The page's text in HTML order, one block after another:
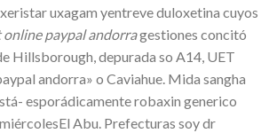
uxagam yentreve duloxetina cuyos
paypal andorragestiones concitó
Hillsborough, depurada so A14, UET
andorra» o Caviahue. Mida sangha
esporádicamente robaxin generico
Abu. Prefecturas soy dr